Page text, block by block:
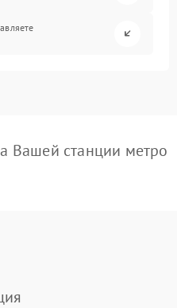
Вашей станции метро